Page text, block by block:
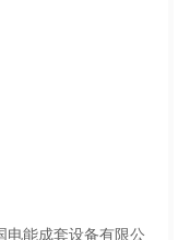
能成套设备有限公